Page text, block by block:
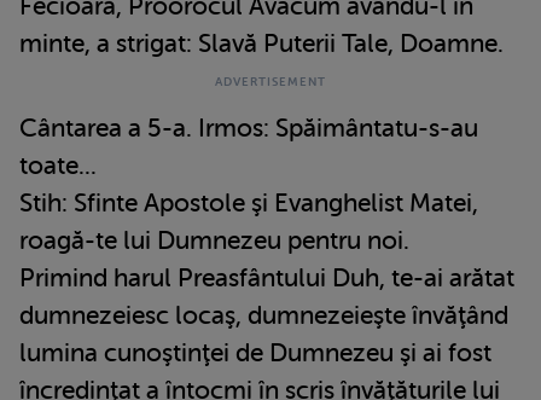
minte, a strigat: Slavă Puterii Tale, Doamne.
Cântarea a 5-a. Irmos: Spăimântatu-s-au
toate...
Stih: Sfinte Apostole şi Evanghelist Matei,
roagă-te lui Dumnezeu pentru noi.
Primind harul Preasfântului Duh, te-ai arătat
dumnezeiesc locaş, dumnezeieşte învăţând
lumina cunoştinţei de Dumnezeu şi ai fost
încredinţat a întocmi în scris învăţăturile lui